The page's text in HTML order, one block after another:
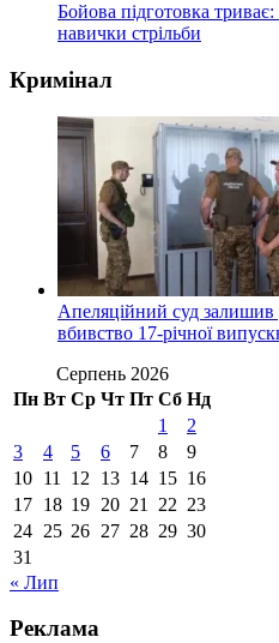
Бойова підготовка
навички стрільби
Кримінал
Апеляційний суд залишив
вбивство 17-річної
Серпень 2026
Пн Вт Ср Чт Пт Сб Нд
1
2
3
4 5 6 7 8
9
10 11 12 13 14 15 16
17 18 19 20 21 22 23
24 25 26 27 28 29 30
31
« Лип
Реклама